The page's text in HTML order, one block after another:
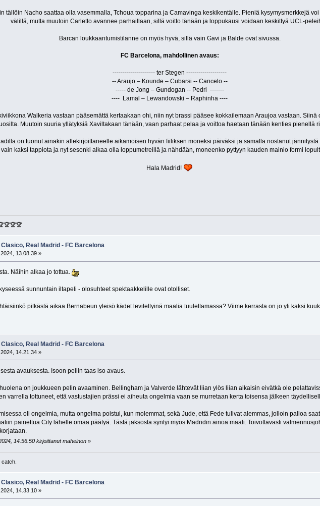
tällöin Nacho saattaa olla vasemmalla, Tchoua topparina ja Camavinga keskikentälle. Pieniä kysymysmerkkejä
välillä, mutta muutoin Carletto avannee parhaillaan, sillä voitto tänään ja loppukausi voidaan keskittyä UCL-
Barcan loukkaantumistilanne on myös hyvä, sillä vain Gavi ja Balde ovat sivussa.
FC Barcelona, mahdollinen avaus:
--------------------- ter Stegen --------------------
-- Araujo – Kounde – Cubarsi -- Cancelo --
----- de Jong – Gundogan -- Pedri -------
---- Lamal – Lewandowski – Raphinha ----
Walkeria vastaan pääsemättä kertaakaan ohi, niin nyt brassi pääsee kokkailemaan Araujoa vastaan.
Muutoin suuria yllätyksiä Xaviltakaan tänään, vaan parhaat pelaa ja voittoa haetaan tänään kenties pienellä
on tuonut ainakin allekirjoittaneelle aikamoisen hyvän fiiliksen moneksi päiväksi ja samalla nostanut
kaksi tappiota ja nyt sesonki alkaa olla loppumetreillä ja nähdään, moneenko pyttyyn kauden mainio formi
Hala Madrid!
Real Madrid - FC Barcelona
13.08.39 »
Näihin alkaa jo tottua.
sunnuntain iltapeli - olosuhteet spektaakkelille ovat otolliset.
pitkästä aikaa Bernabeun yleisö kädet levitettyinä maalia tuulettamassa? Viime kerrasta on jo yli kaksi
Real Madrid - FC Barcelona
14.21.34 »
avauksesta. Isoon peliin taas iso avaus.
on joukkueen pelin avaaminen. Bellingham ja Valverde lähtevät liian ylös liian aikaisin eivätkä ole
varrella tottuneet, että vastustajien prässi ei aiheuta ongelmia vaan se murretaan kerta toisensa jälkeen
oli ongelmia, mutta ongelma poistui, kun molemmat, sekä Jude, että Fede tulivat alemmas, jolloin palloa
painettua City lähelle omaa päätyä. Tästä jaksosta syntyi myös Madridin ainoa maali. Toivottavasti
14.56.50 kirjoittanut maheinon»
Real Madrid - FC Barcelona
14.33.10 »